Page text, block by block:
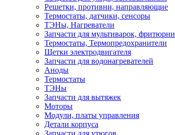
Решетки, противни, направляющие
Термостаты, датчики, сенсоры
ТЭНы, Нагреватели
Запчасти для мультиварок,
Термостаты, Термопредохранители
Щетки электродвигателя
Запчасти для водонагревателей
Аноды
Термостаты
ТЭНы
Запчасти для вытяжек
Моторы
Модули, платы управления
Детали корпуса
Запчасти для утюгов